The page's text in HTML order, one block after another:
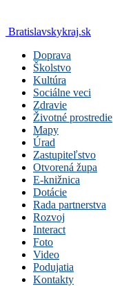
Bratislavskykraj.sk
Doprava
Školstvo
Kultúra
Sociálne veci
Zdravie
Životné prostredie
Mapy
Úrad
Zastupiteľstvo
Otvorená župa
E-knižnica
Dotácie
Rada partnerstva
Rozvoj
Interact
Foto
Video
Podujatia
Kontakty